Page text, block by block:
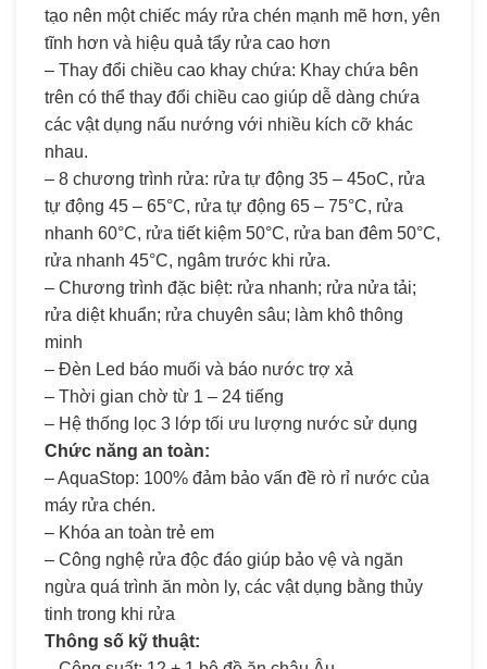
tạo nên một chiếc máy rửa chén mạnh mẽ hơn, yên
tĩnh hơn và hiệu quả tẩy rửa cao hơn
– Thay đổi chiều cao khay chứa: Khay chứa bên
trên có thể thay đổi chiều cao giúp dễ dàng chứa
các vật dụng nấu nướng với nhiều kích cỡ khác
nhau.
– 8 chương trình rửa: rửa tự động 35 – 45oC, rửa
tự động 45 – 65°C, rửa tự động 65 – 75°C, rửa
nhanh 60°C, rửa tiết kiệm 50°C, rửa ban đêm 50°C,
rửa nhanh 45°C, ngâm trước khi rửa.
– Chương trình đặc biệt: rửa nhanh; rửa nửa tải;
rửa diệt khuẩn; rửa chuyên sâu; làm khô thông
minh
– Đèn Led báo muối và báo nước trợ xả
– Thời gian chờ từ 1 – 24 tiếng
– Hệ thống lọc 3 lớp tối ưu lượng nước sử dụng
Chức năng an toàn:
– AquaStop: 100% đảm bảo vấn đề rò rỉ nước của
máy rửa chén.
– Khóa an toàn trẻ em
– Công nghệ rửa độc đáo giúp bảo vệ và ngăn
ngừa quá trình ăn mòn ly, các vật dụng bằng thủy
tinh trong khi rửa
Thông số kỹ thuật: